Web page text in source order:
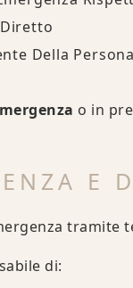
Della
o in
E
tramite
di: